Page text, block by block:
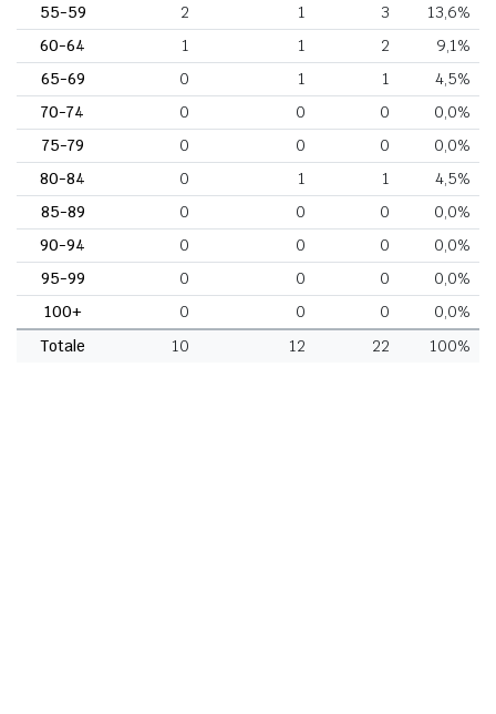
55-59
2 1 3
13,6%
60-64
1 1 2
9,1%
65-69
0 1 1
4,5%
70-74
0 0 0
0,0%
75-79
0 0 0
0,0%
80-84
0 1 1
4,5%
85-89
0 0 0
0,0%
90-94
0 0 0
0,0%
95-99
0 0 0
0,0%
100+
0 0 0
0,0%
Totale
10 12 22 100%